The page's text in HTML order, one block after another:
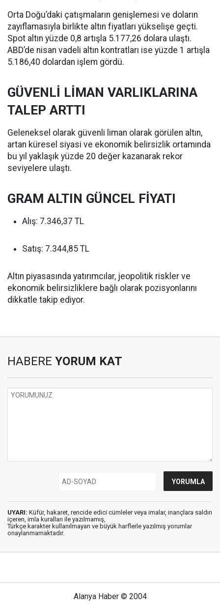
Orta Doğu’daki çatışmaların genişlemesi ve doların
zayıflamasıyla birlikte altın fiyatları yükselişe geçti.
Spot altın yüzde 0,8 artışla 5.177,26 dolara ulaştı.
ABD’de nisan vadeli altın kontratları ise yüzde 1 artışla
5.186,40 dolardan işlem gördü.
GÜVENLİ LİMAN VARLIKLARINA
TALEP ARTTI
Geleneksel olarak güvenli liman olarak görülen altın,
artan küresel siyasi ve ekonomik belirsizlik ortamında
bu yıl yaklaşık yüzde 20 değer kazanarak rekor
seviyelere ulaştı.
GRAM ALTIN GÜNCEL FİYATI
Alış: 7.346,37 TL
Satış: 7.344,85 TL
Altın piyasasında yatırımcılar, jeopolitik riskler ve
ekonomik belirsizliklere bağlı olarak pozisyonlarını
dikkatle takip ediyor.
HABERE YORUM KAT
UYARI: Küfür, hakaret, rencide edici cümleler veya imalar, inançlara saldırı
içeren, imla kuralları ile yazılmamış,
Türkçe karakter kullanılmayan ve büyük harflerle yazılmış yorumlar
onaylanmamaktadır.
Alanya Haber © 2004